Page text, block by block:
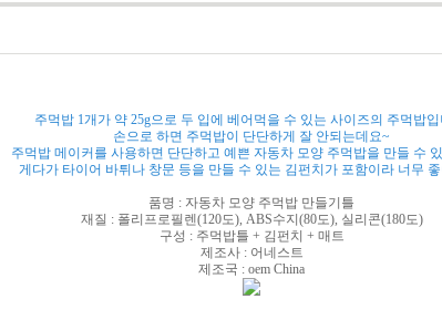
주먹밥 1개가 약 25g으로 두 입에 베어먹을 수 있는 사이즈의 주먹밥입
손으로 하면 주먹밥이 단단하게 잘 안되는데요~
주먹밥 메이커를 사용하면 단단하고 예쁜 자동차 모양 주먹밥을 만들 수
게다가 타이어 바튀나 창문 등을 만들 수 있는 김펀치가 포함이라 너무
품명 : 자동차 모양 주먹밥 만들기틀
재질 : 폴리프로필렌(120도), ABS수지(80도), 실리콘(180도)
구성 : 주먹밥틀 + 김펀치 + 매트
제조사 : 어네스트
제조국 : oem China